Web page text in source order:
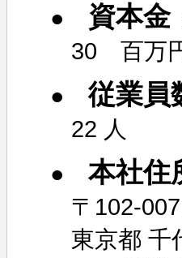
資本金
30 百
従業員
22 人
本社住
〒102-
東京都 千